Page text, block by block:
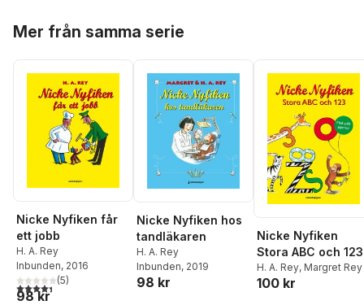
Mer från samma serie
Nicke Nyfiken får
ett jobb
H. A. Rey
Inbunden, 2016
4,4utav 5 stjärnor. Totalt antal röster:
(5)
98 kr
Nicke Nyfiken hos
tandläkaren
H. A. Rey
Inbunden, 2019
98 kr
Nicke Nyfiken
Stora ABC och 123
H. A. Rey, Margret Rey
100 kr